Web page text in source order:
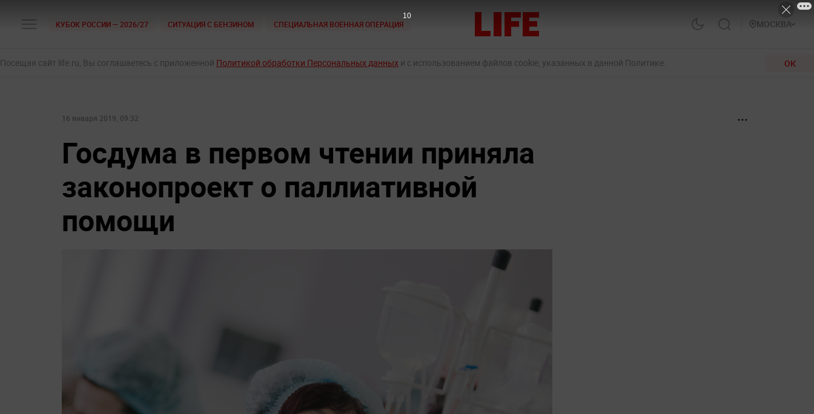
КУБОК РОССИИ — 2026/27 СИТУАЦИЯ С БЕНЗИНОМ СПЕЦИАЛЬНАЯ ВОЕННАЯ ОПЕРАЦИЯ МОСКВА
Посещая сайт life.ru, Вы соглашаетесь с приложенной Политикой обработки Персональных данных и с использованием файлов cookie, указанных в данной Политике. ОК
16 января 2019, 09:32
Госдума в первом чтении приняла
законопроект о паллиативной
помощи
9